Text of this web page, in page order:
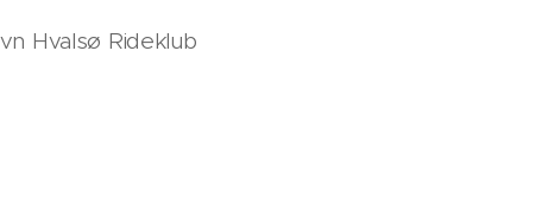
Hvalsø Rideklub